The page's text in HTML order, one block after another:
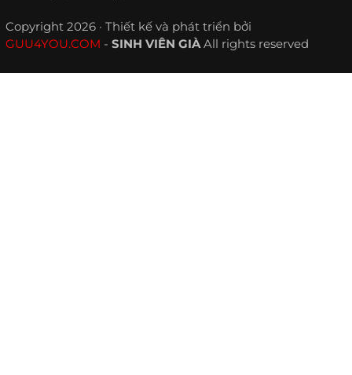
Copyright 2026 · Thiết kế và phát triển bởi
GUU4YOU.COM - SINH VIÊN GIÀAll rights reserved